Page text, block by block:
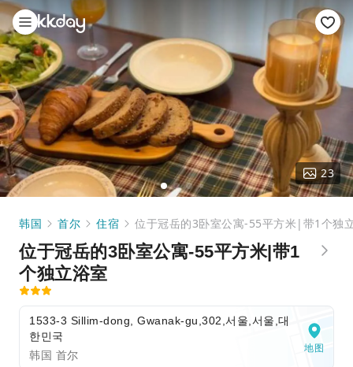
23
韩国 首尔 住宿 位于冠岳的3卧室公寓-55平方米|带1个独
位于冠岳的3卧室公寓-55平方米|带1
个独立浴室
1533-3 Sillim-dong, Gwanak-gu,302,서울,서울,대
한민국
韩国 首尔
地图